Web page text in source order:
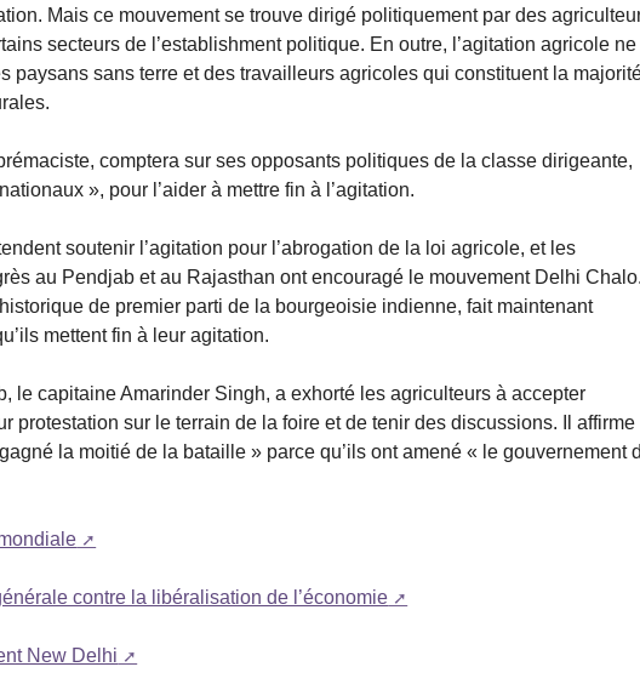
Mais ce mouvement se trouve dirigé politiquement par des
secteurs de l’establishment politique. En outre, l’agitation agricole ne
paysans sans terre et des travailleurs agricoles qui constituent la
comptera sur ses opposants politiques de la classe dirigeante,
», pour l’aider à mettre fin à l’agitation.
soutenir l’agitation pour l’abrogation de la loi agricole, et les
au Pendjab et au Rajasthan ont encouragé le mouvement Delhi Chalo.
de premier parti de la bourgeoisie indienne, fait maintenant
mettent fin à leur agitation.
le capitaine Amarinder Singh, a exhorté les agriculteurs à accepter
protestation sur le terrain de la foire et de tenir des discussions. Il affirme
la moitié de la bataille » parce qu’ils ont amené « le gouvernement
contre la libéralisation de l’économie
New Delhi